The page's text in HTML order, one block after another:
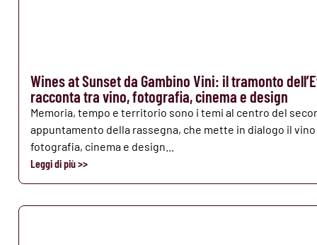
Wines at Sunset da Gambino Vini: il tramonto
racconta tra vino, fotografia, cinema e design
Memoria, tempo e territorio sono i temi al centro del
appuntamento della rassegna, che mette in dialogo il
fotografia, cinema e design...
Leggi di più >>